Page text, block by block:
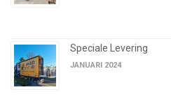
Speciale Levering
JANUARI 2024